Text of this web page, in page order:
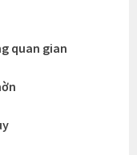
quan gian